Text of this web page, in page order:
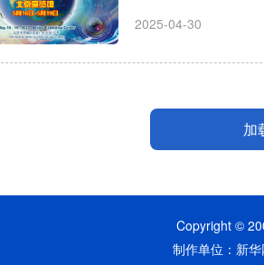
2025-04-30
加
Copyright ©
制作单位：新